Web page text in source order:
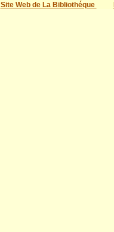
Site Web de La Bibliothéque